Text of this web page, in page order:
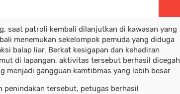
saat patroli kembali dilanjutkan di kawasan yang
menemukan sekelompok pemuda yang diduga
balap liar. Berkat kesigapan dan kehadiran
di lapangan, aktivitas tersebut berhasil dicegah
menjadi gangguan kamtibmas yang lebih besar.
penindakan tersebut, petugas berhasil